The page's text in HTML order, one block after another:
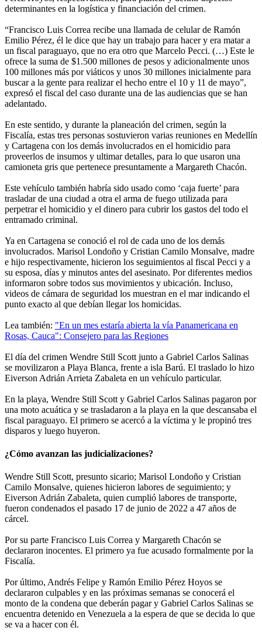
determinantes en la logística y financiación del crimen.
“Francisco Luis Correa recibe una llamada de celular de Ramón
Emilio Pérez, él le dice que hay un trabajo para hacer y era matar a
un fiscal paraguayo, que no era otro que Marcelo Pecci. (…) Este le
ofrece la suma de $1.500 millones de pesos y adicionalmente unos
100 millones más por viáticos y unos 30 millones inicialmente para
buscar a la gente para realizar el hecho entre el 10 y 11 de mayo”,
expresó el fiscal del caso durante una de las audiencias que se han
adelantado.
En este sentido, y durante la planeación del crimen, según la
Fiscalía, estas tres personas sostuvieron varias reuniones en Medellín
y Cartagena con los demás involucrados en el homicidio para
proveerlos de insumos y ultimar detalles, para lo que usaron una
camioneta gris que pertenece presuntamente a Margareth Chacón.
Este vehículo también habría sido usado como ‘caja fuerte’ para
trasladar de una ciudad a otra el arma de fuego utilizada para
perpetrar el homicidio y el dinero para cubrir los gastos del todo el
entramado criminal.
Ya en Cartagena se conoció el rol de cada uno de los demás
involucrados. Marisol Londoño y Cristian Camilo Monsalve, madre
e hijo respectivamente, hicieron los seguimientos al fiscal Pecci y a
su esposa, días y minutos antes del asesinato. Por diferentes medios
informaron sobre todos sus movimientos y ubicación. Incluso,
videos de cámara de seguridad los muestran en el mar indicando el
punto exacto al que debían llegar los homicidas.
Lea también: "En un mes estaría abierta la vía Panamericana en
Rosas, Cauca": Consejero para las Regiones
El día del crimen Wendre Still Scott junto a Gabriel Carlos Salinas
se movilizaron a Playa Blanca, frente a isla Barú. El traslado lo hizo
Eiverson Adrián Arrieta Zabaleta en un vehículo particular.
En la playa, Wendre Still Scott y Gabriel Carlos Salinas pagaron por
una moto acuática y se trasladaron a la playa en la que descansaba el
fiscal paraguayo. El primero se acercó a la víctima y le propinó tres
disparos y luego huyeron.
¿Cómo avanzan las judicializaciones?
Wendre Still Scott, presunto sicario; Marisol Londoño y Cristian
Camilo Monsalve, quienes hicieron labores de seguimiento; y
Eiverson Adrián Zabaleta, quien cumplió labores de transporte,
fueron condenados el pasado 17 de junio de 2022 a 47 años de
cárcel.
Por su parte Francisco Luis Correa y Margareth Chacón se
declararon inocentes. El primero ya fue acusado formalmente por la
Fiscalía.
Por último, Andrés Felipe y Ramón Emilio Pérez Hoyos se
declararon culpables y en las próximas semanas se conocerá el
monto de la condena que deberán pagar y Gabriel Carlos Salinas se
encuentra detenido en Venezuela a la espera de que se decida lo que
se va a hacer con él.